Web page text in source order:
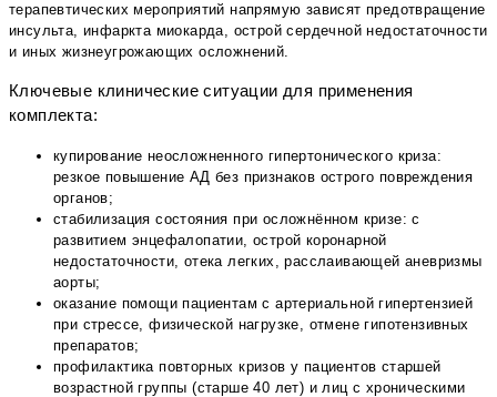
терапевтических мероприятий напрямую зависят предотвращение
инсульта, инфаркта миокарда, острой сердечной недостаточности
и иных жизнеугрожающих осложнений.
Ключевые клинические ситуации для применения
комплекта:
купирование неосложненного гипертонического криза:
резкое повышение АД без признаков острого повреждения
органов;
стабилизация состояния при осложнённом кризе: с
развитием энцефалопатии, острой коронарной
недостаточности, отека легких, расслаивающей аневризмы
аорты;
оказание помощи пациентам с артериальной гипертензией
при стрессе, физической нагрузке, отмене гипотензивных
препаратов;
профилактика повторных кризов у пациентов старшей
возрастной группы (старше 40 лет) и лиц с хроническими